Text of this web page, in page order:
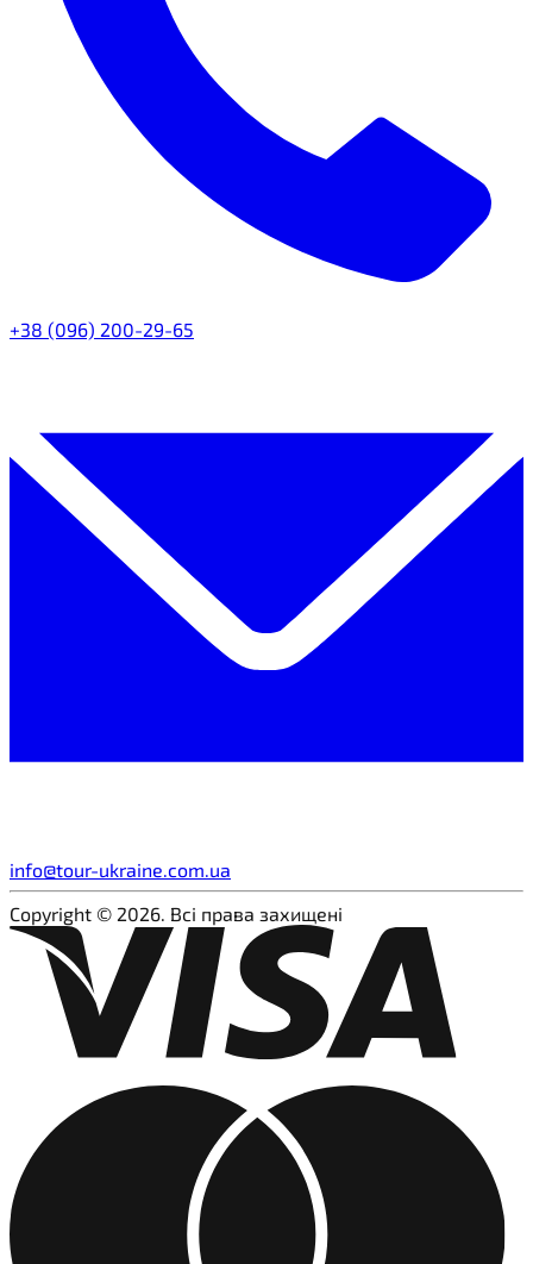
+38 (096) 200-29-65
info@tour-ukraine.com.ua
Copyright © 2026. Всі права захищені